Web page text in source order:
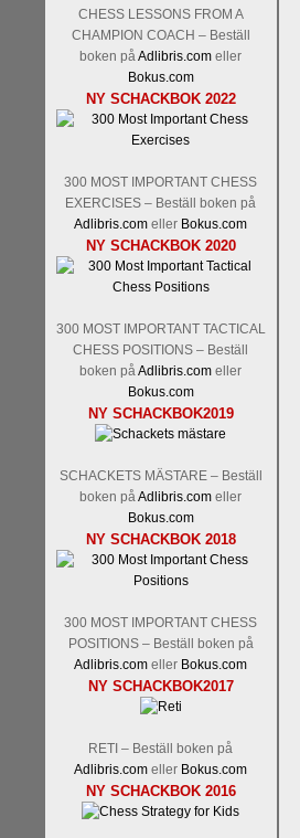
CHESS LESSONS FROM A
CHAMPION COACH – Beställ
boken på Adlibris.com eller
Bokus.com
NY SCHACKBOK 2022
300 MOST IMPORTANT CHESS
EXERCISES – Beställ boken på
Adlibris.com eller Bokus.com
NY SCHACKBOK 2020
300 MOST IMPORTANT TACTICAL
CHESS POSITIONS – Beställ
boken på Adlibris.com eller
Bokus.com
NY SCHACKBOK2019
SCHACKETS MÄSTARE – Beställ
boken på Adlibris.com eller
Bokus.com
NY SCHACKBOK 2018
300 MOST IMPORTANT CHESS
POSITIONS – Beställ boken på
Adlibris.com eller Bokus.com
NY SCHACKBOK2017
RETI – Beställ boken på
Adlibris.com eller Bokus.com
NY SCHACKBOK 2016